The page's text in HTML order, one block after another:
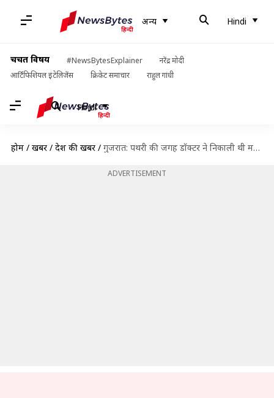
अन्य Hindi
चर्चित विषय #NewsBytesExplainer
नरेंद्र मोदी
आर्टिफिशियल इंटेलिजेंस
क्रिकेट समाचार राहुल गांधी
Hindi
होम / खबरें / देश की खबरें / गुजरात: पथरी की जगह डॉक्टर ने निकाली थी मरीज की किड़नी, लगा 11 लाख का जुर्माना
ADVERTISEMENT